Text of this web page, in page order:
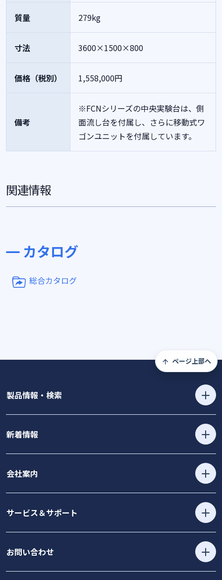
質量 279kg
寸法 3600×1500×800
価格（税別） 1,558,000円
備考
※FCNシリーズの中央実験台は、側
面流し台を付属し、さらに移動式ワ
ゴンユニットを付属しています。
関連情報
カタログ
総合カタログ
ページ上部へ
製品情報・検索
新着情報
会社案内
サービス＆サポート
お問い合わせ